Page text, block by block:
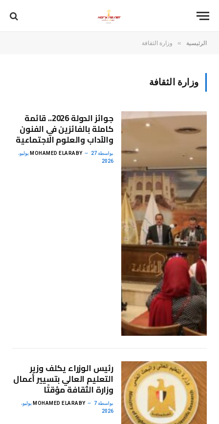
الرئيسية » وزارة الثقافة
وزارة الثقافة
جوائز الدولة 2026.. قائمة
كاملة بالفائزين في الفنون
والآداب والعلوم الاجتماعية
بواسطة MOHAMED ELARABY 27 يوليو،
2026
رئيس الوزراء يكلف وزير
التعليم العالي بتسيير أعمال
وزارة الثقافة مؤقتًا
بواسطة MOHAMED ELARABY 7 يوليو،
2026